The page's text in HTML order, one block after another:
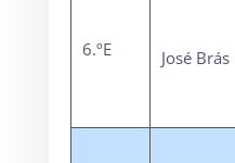
6.ºE José Brás